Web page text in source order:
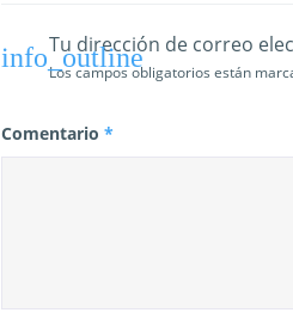
a
a
Tu dirección de correo
Los campos obligatorios están
Comentario *